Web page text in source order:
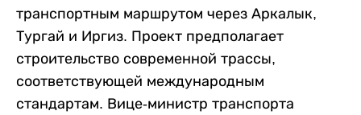
транспортным маршрутом через Аркалык,
Тургай и Иргиз. Проект предполагает
строительство современной трассы,
соответствующей международным
стандартам. Вице-министр транспорта